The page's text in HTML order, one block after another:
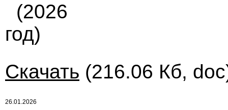
(2026
год)
Скачать (216.06 Кб,
26.01.2026